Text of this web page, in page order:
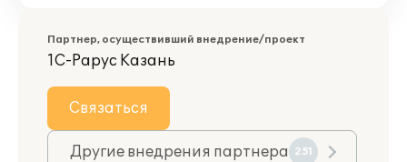
Партнер, осуществивший внедрение/проект
1С-Рарус Казань
Связаться
Другие внедрения партнера 251